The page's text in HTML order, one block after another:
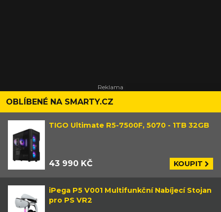
OBLÍBENÉ NA SMARTY.CZ
TIGO Ultimate R5-7500F, 5070 - 1TB 32GB
43 990 KČ KOUPIT
iPega P5 V001 Multifunkční Nabíjecí Stojan
pro PS VR2